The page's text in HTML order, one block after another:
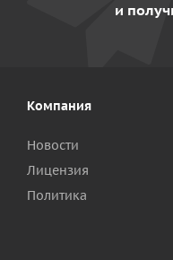
и
Компания
Новости
Лицензия
Политика